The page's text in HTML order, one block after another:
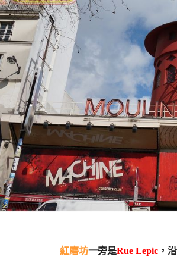
紅磨坊一旁是Rue Lepic，